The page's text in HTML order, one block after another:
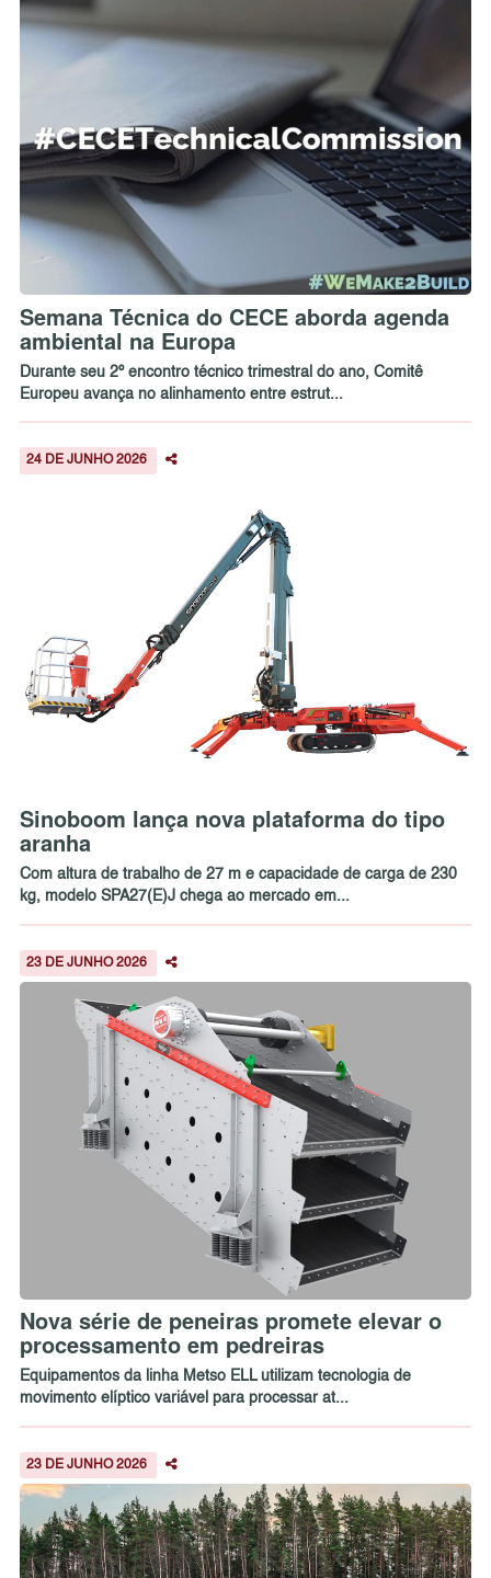
Semana Técnica do CECE aborda agenda
ambiental na Europa
Durante seu 2º encontro técnico trimestral do ano, Comitê
Europeu avança no alinhamento entre estrut...
24 DE JUNHO 2026
Sinoboom lança nova plataforma do tipo
aranha
Com altura de trabalho de 27 m e capacidade de carga de 230
kg, modelo SPA27(E)J chega ao mercado em...
23 DE JUNHO 2026
Nova série de peneiras promete elevar o
processamento em pedreiras
Equipamentos da linha Metso ELL utilizam tecnologia de
movimento elíptico variável para processar at...
23 DE JUNHO 2026